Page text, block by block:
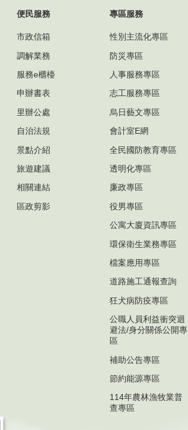
便民服務
市政信箱
調解業務
服務e櫃檯
申辦書表
里辦公處
自治法規
景點介紹
旅遊建議
相關連結
區政剪影
專區服務
性別主流化專區
防災專區
人事服務專區
志工服務專區
烏日藝文專區
會計室E網
全民國防教育專區
透明化專區
廉政專區
役男專區
公寓大廈資訊專區
環保衛生業務專區
檔案應用專區
道路施工通報查詢
狂犬病防疫專區
公職人員利益衝突迴
避法/身分關係公開專
區
補助公告專區
節約能源專區
114年農林漁牧業普
查專區